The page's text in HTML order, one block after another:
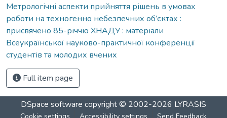
Метрологічні аспекти прийняття рішень в умовах
роботи на техногенно небезпечних об’єктах :
присвячено 85-річчю ХНАДУ : матеріали
Всеукраїнської науково-практичної конференції
студентів та молодих вчених
Full item page
DSpace software copyright © 2002-2026 LYRASIS